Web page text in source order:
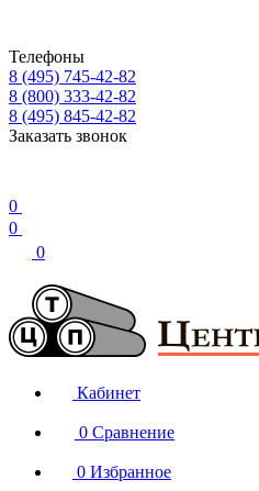
Телефоны
8 (495) 745-42-82
8 (800) 333-42-82
8 (495) 845-42-82
Заказать звонок
0
0
0
Кабинет
0 Сравнение
0 Избранное